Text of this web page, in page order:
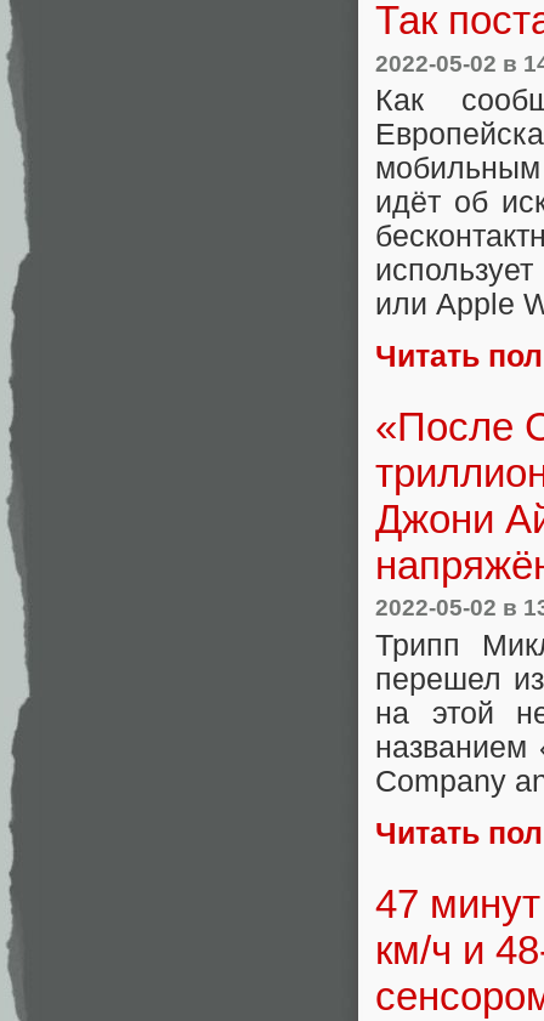
Так
2022-05-02 в
Как
идёт об
или Apple
Читать
«После
Джони
2022-05-02 в
Трипп
перешел
на этой
названием
Company
Читать
47
км/ч и